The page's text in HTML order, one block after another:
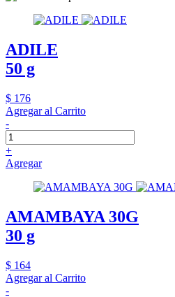
ADILE
50 g
$ 176
Agregar al Carrito
-
+
Agregar
AMAMBAYA 30G
30 g
$ 164
Agregar al Carrito
-